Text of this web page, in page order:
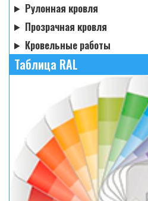
Рулонная кровля
Прозрачная кровля
Кровельные работы
Таблица RAL